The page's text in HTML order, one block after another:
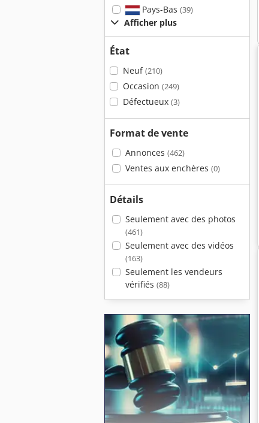
Pays-Bas (39)
Afficher plus
État
Neuf(210)
Occasion (249)
Défectueux (3)
Format de vente
Annonces (462)
Ventes aux enchères (0)
Détails
Seulement avec des photos
(461)
Seulement avec des vidéos
(163)
Seulement les vendeurs
vérifiés (88)
Prise De Courant Souffleur De Feuilles